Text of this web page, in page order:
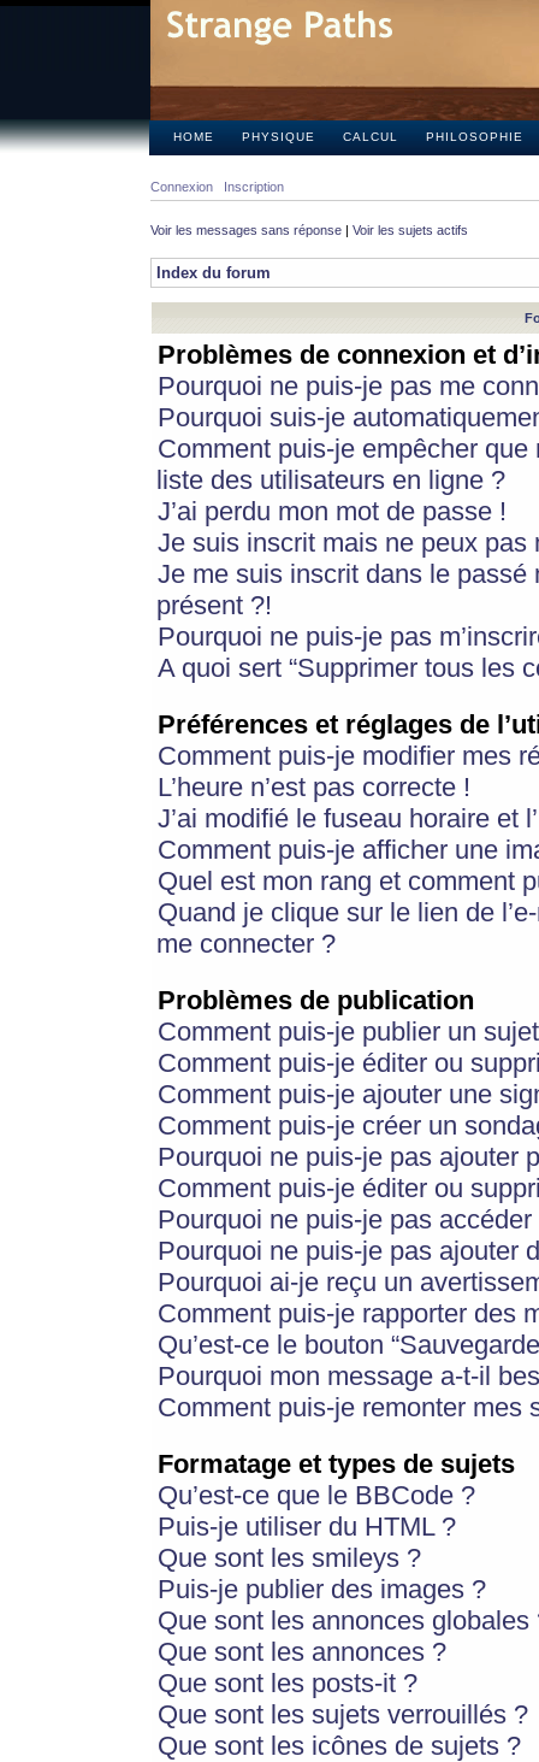
HOME PHYSIQUE CALCUL PHILOSOPHIE
Connexion Inscription
Voir les messages sans réponse | Voir les sujets actifs
Index du forum
Problèmes de connexion et
Pourquoi ne puis-je pas me
Pourquoi suis-je
Comment puis-je empêcher
liste des utilisateurs en ligne ?
J’ai perdu mon mot de passe !
Je suis inscrit mais ne peux pas
Je me suis inscrit dans le
présent ?!
Pourquoi ne puis-je pas
A quoi sert “Supprimer tous les
Préférences et réglages de
Comment puis-je modifier mes
L’heure n’est pas correcte !
J’ai modifié le fuseau horaire et
Comment puis-je afficher une
Quel est mon rang et comment
Quand je clique sur le lien de
me connecter ?
Problèmes de publication
Comment puis-je publier un
Comment puis-je éditer ou
Comment puis-je ajouter une
Comment puis-je créer un
Pourquoi ne puis-je pas ajouter
Comment puis-je éditer ou
Pourquoi ne puis-je pas
Pourquoi ne puis-je pas ajouter
Pourquoi ai-je reçu un
Comment puis-je rapporter des
Qu’est-ce le bouton
Pourquoi mon message a-t-il
Comment puis-je remonter mes
Formatage et types de sujets
Qu’est-ce que le BBCode ?
Puis-je utiliser du HTML ?
Que sont les smileys ?
Puis-je publier des images ?
Que sont les annonces globales
Que sont les annonces ?
Que sont les posts-it ?
Que sont les sujets verrouillés ?
Que sont les icônes de sujets ?